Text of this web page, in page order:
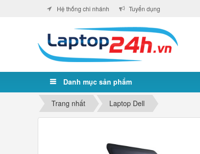
Danh mục sản phẩm
Hệ thống chi nhánh Tuyển dụng
Trang nhất Laptop Dell